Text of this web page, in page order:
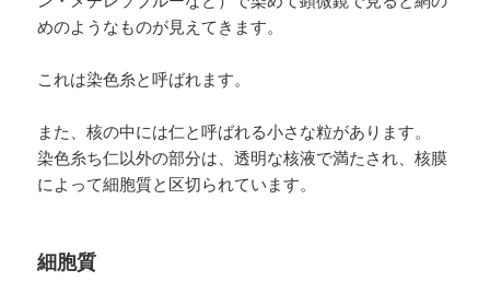
めのようなものが見えてきます。
これは染色糸と呼ばれます。
また、核の中には仁と呼ばれる小さな粒があります。
染色糸ち仁以外の部分は、透明な核液で満たされ、核膜
によって細胞質と区切られています。
細胞質